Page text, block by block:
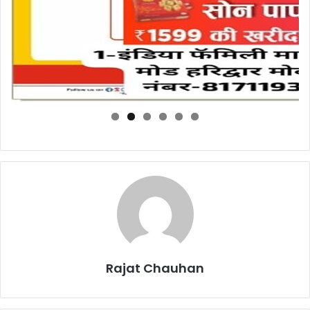
Rajat Chauhan